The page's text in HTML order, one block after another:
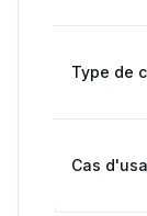
Type de
Cas